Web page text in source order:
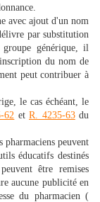
avec ajout d'un nom
par substitution
générique, il
du nom de
peut contribuer à
le cas échéant, le
62 etR. 4235-63du
pharmaciens peuvent
éducatifs destinés
être remises
aucune publicité en
du pharmacien (